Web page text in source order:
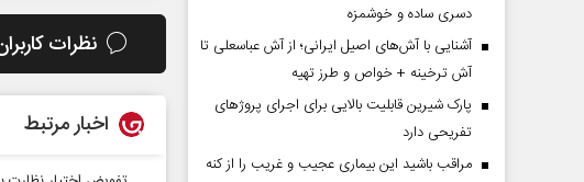
نظرات
اخبار مرتبط
دسری ساده و خوشمزه
آشنایی با آش‌های اصیل ایرانی؛ از آش عباسعلی تا
آش ترخینه + خواص و طرز تهیه
پارک شیرین قابلیت‌ بالایی برای اجرای پروژهای
تفریحی دارد
مراقب باشید این بیماری عجیب و غریب را از کنه